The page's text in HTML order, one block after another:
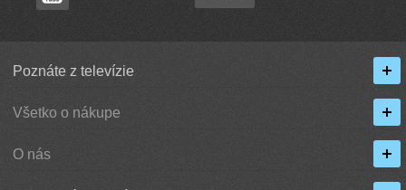
Poznáte z televízie
Všetko o nákupe
O nás